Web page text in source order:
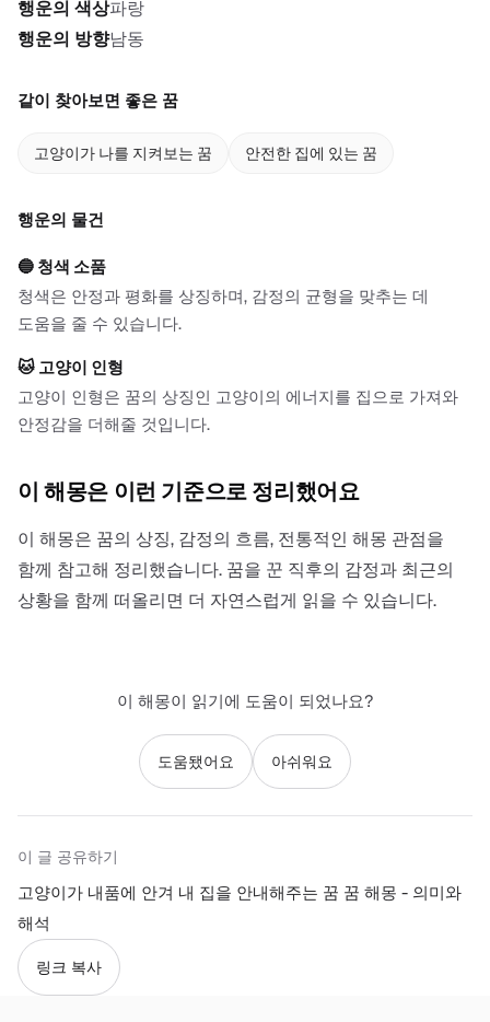
행운의 색상파랑
행운의 방향남동
같이 찾아보면 좋은 꿈
고양이가 나를 지켜보는 꿈 안전한 집에 있는 꿈
행운의 물건
🔵 청색 소품
청색은 안정과 평화를 상징하며, 감정의 균형을 맞추는 데
도움을 줄 수 있습니다.
🐱 고양이 인형
고양이 인형은 꿈의 상징인 고양이의 에너지를 집으로 가져와
안정감을 더해줄 것입니다.
이 해몽은 이런 기준으로 정리했어요
이 해몽은 꿈의 상징, 감정의 흐름, 전통적인 해몽 관점을
함께 참고해 정리했습니다. 꿈을 꾼 직후의 감정과 최근의
상황을 함께 떠올리면 더 자연스럽게 읽을 수 있습니다.
이 해몽이 읽기에 도움이 되었나요?
도움됐어요 아쉬워요
이 글 공유하기
고양이가 내품에 안겨 내 집을 안내해주는 꿈 꿈 해몽 - 의미와
해석
링크 복사